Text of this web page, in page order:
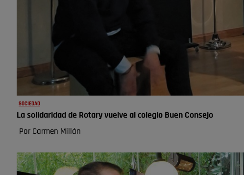
SOCIEDAD
La solidaridad de Rotary vuelve al colegio Buen Consejo
Por Carmen Millán